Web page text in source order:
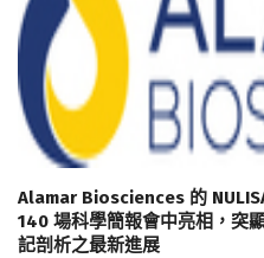
Alamar Biosciences 的
140 場科學簡報會中亮相，突
記剖析之最新進展